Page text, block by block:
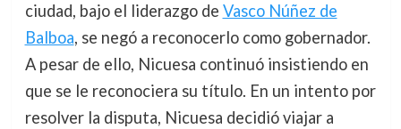
ciudad, bajo el liderazgo de Vasco Núñez de
Balboa, se negó a reconocerlo como gobernador.
A pesar de ello, Nicuesa continuó insistiendo en
que se le reconociera su título. En un intento por
resolver la disputa, Nicuesa decidió viajar a